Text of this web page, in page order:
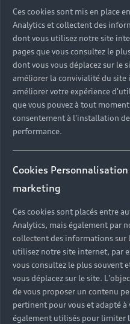
Ces cookies sont mis en place
Analytics et collectent des
dont vous utilisez notre site
pages que vous consultez le
dont vous vous déplacez sur le
améliorer la convivialité du site
améliorer votre expérience
que vous pouvez à tout
consentement à l'installation
performance.
Cookies
marketing
Ces cookies sont placés entre
Analytics, mais également par
collectent des informations sur
utilisez notre site internet, par
vous consultez le plus souvent
vous déplacez sur le site.
de vous proposer un contenu
pertinent pour vous et adapté
également utilisés pour limiter